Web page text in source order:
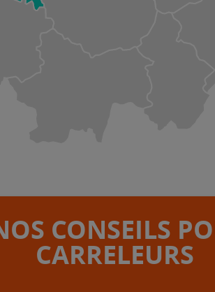
CONSEILS
CARRELEURS